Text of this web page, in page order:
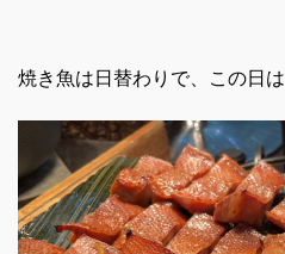
焼き魚は日替わりで、この日は